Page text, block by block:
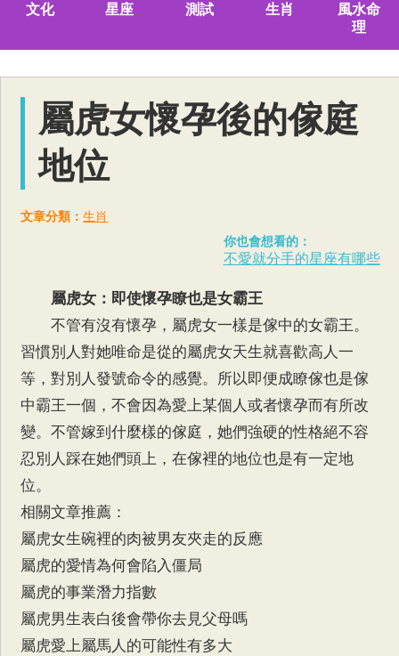
文化 星座 測試 生肖
風水命
理
屬虎女懷孕後的傢庭
地位
文章分類：生肖
你也會想看的：
不愛就分手的星座有哪些
屬虎女 ：即使懷孕瞭也是女霸王
不管有沒有懷孕，屬虎女一樣是傢中的女霸王。
習慣別人對她唯命是從的屬虎女天生就喜歡高人一
等，對別人發號命令的感覺。所以即便成瞭傢也是傢
中霸王一個，不會因為愛上某個人或者懷孕而有所改
變。不管嫁到什麼樣的傢庭，她們強硬的性格絕不容
忍別人踩在她們頭上，在傢裡的地位也是有一定地
位。
相關文章推薦：
屬虎女生碗裡的肉被男友夾走的反應
屬虎的愛情為何會陷入僵局
屬虎的事業潛力指數
屬虎男生表白後會帶你去見父母嗎
屬虎愛上屬馬人的可能性有多大